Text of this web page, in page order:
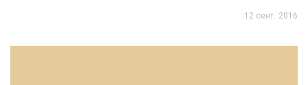
12 сент. 2016